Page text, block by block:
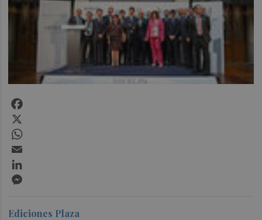
Ediciones Plaza